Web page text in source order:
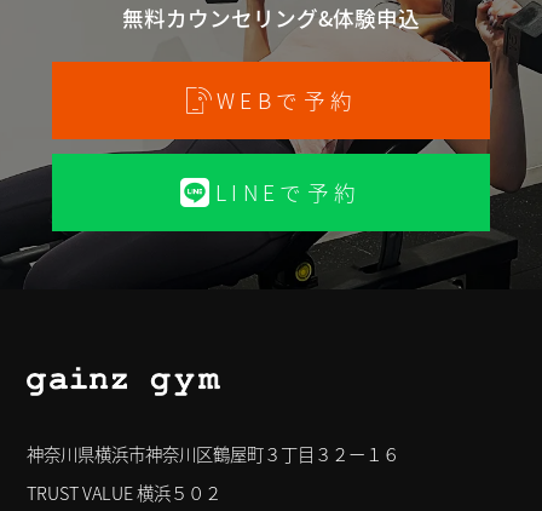
無料カウンセリング&体験申込
WEBで予約
LINEで予約
神奈川県横浜市神奈川区鶴屋町３丁目３２ー１６
TRUST VALUE 横浜５０２